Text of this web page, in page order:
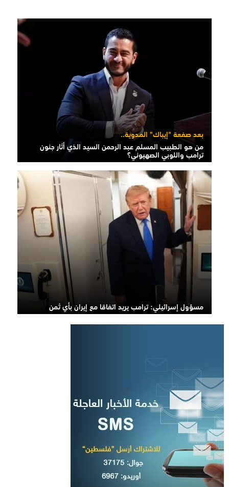
بعد صفعة "إيباك" المدوية..
من هو الطبيب المسلم عبد الرحمن السيد الذي أثار جنون
ترامب واللوبي الصهيوني؟
مسؤول إسرائيلي: ترامب يريد اتفاقا مع إيران بأي ثمن